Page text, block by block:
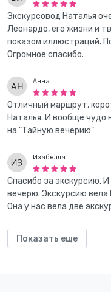
Экскурсовод Наталья
Леонардо, его жизни и
показом иллюстраций.
Огромное спасибо.
Анна
Отличный маршрут,
Наталья. И вообще чудо
на "Тайную вечерию"
Изабелла
Спасибо за экскурсию.
вечерю. Экскурсию вела
Она у нас вела две
Показать еще